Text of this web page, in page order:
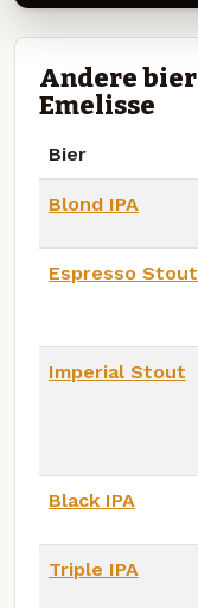
Andere
Emelisse
Bier
Blond IPA
Espresso Stout
Imperial Stout
Black IPA
Triple IPA